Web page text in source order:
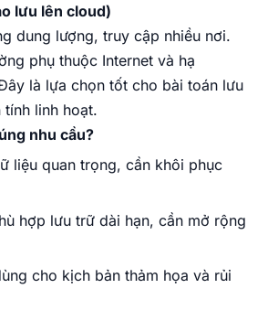
lưu lên cloud)
dung lượng, truy cập nhiều nơi.
phụ thuộc Internet và hạ
là lựa chọn tốt cho bài toán lưu
linh hoạt.
nhu cầu?
liệu quan trọng, cần khôi phục
hợp lưu trữ dài hạn, cần mở rộng
cho kịch bản thảm họa và rủi